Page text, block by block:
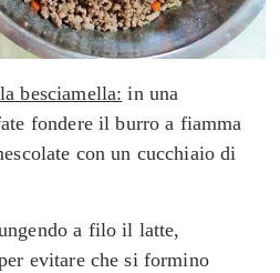
besciamella: in una
fondere il burro a fiamma
con un cucchiaio di
a filo il latte,
evitare che si formino